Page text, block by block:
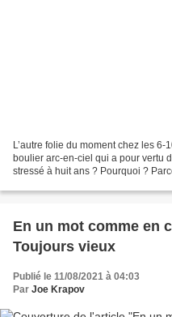
L’autre folie du moment chez les 6-
boulier arc-en-ciel qui a pour vertu
stressé à huit ans ? Pourquoi ?
En un mot comme en
Toujours vieux
Publié le 11/08/2021 à 04:03
Par Joe Krapov